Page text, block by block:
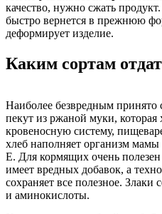
качество, нужно сжать
быстро вернется в прежнюю
деформирует изделие.
Каким сортам
Наиболее безвредным принято
пекут из ржаной муки, которая
кровеносную систему,
хлеб наполняет организм
Е. Для кормящих очень
имеет вредных добавок, а
сохраняет все полезное.
и аминокислоты.